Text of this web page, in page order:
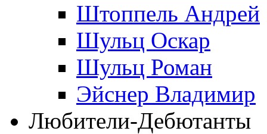
Штоппель Андрей
Шульц Оскар
Шульц Роман
Эйснер Владимир
Любители-Дебютанты